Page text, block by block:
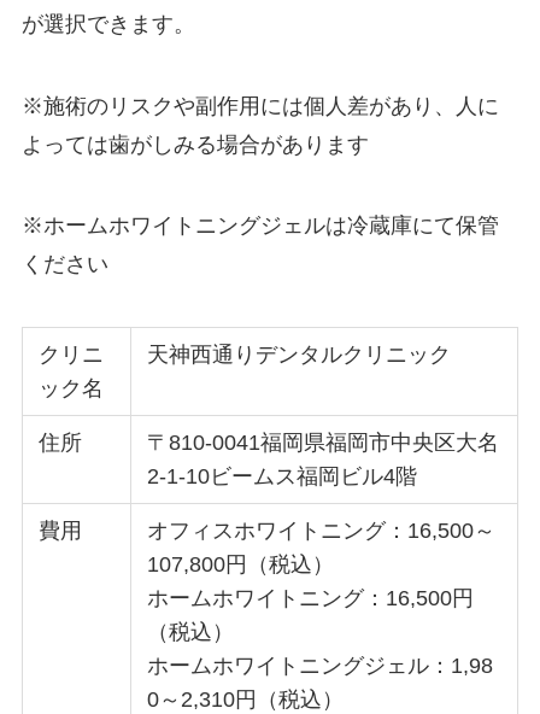
が選択できます。
※施術のリスクや副作用には個人差があり、人に
よっては歯がしみる場合があります
※ホームホワイトニングジェルは冷蔵庫にて保管
ください
クリニ
ック名
天神西通りデンタルクリニック
住所
〒810-0041福岡県福岡市中央区大名
2-1-10ビームス福岡ビル4階
費用
オフィスホワイトニング：16,500～
107,800円（税込）
ホームホワイトニング：16,500円
（税込）
ホームホワイトニングジェル：1,98
0～2,310円（税込）